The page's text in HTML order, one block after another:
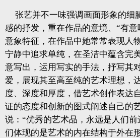
张艺并不一味强调画面形象的细
感的抒发，重在作品的意境、“有
意象特征，在作品中她常常表现人
宁静中追求单纯，在圣洁中蕴含完
意写出，运用写实的手法，抒写其
爱，展现其至高至纯的艺术理想，
度、深度和厚度，借艺术创作表达
证的态度和创新的图式阐述自己的
说：“优秀的艺术品，永远是人们
们体现的是艺术的内在结构于外在